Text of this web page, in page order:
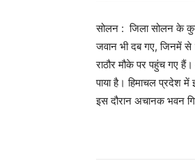
सोलन : जिला सोलन के
जवान भी दब गए, जिनमें से
राठौर मौके पर पहुंच गए
पाया है। हिमाचल प्रदेश
इस दौरान अचानक भवन